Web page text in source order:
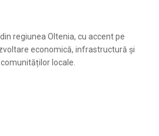
regiunea Oltenia, cu accent pe
economică, infrastructură și
locale.